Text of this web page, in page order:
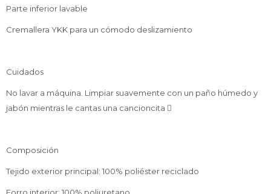
Parte inferior lavable
Cremallera YKK para un cómodo deslizamiento
Cuidados
No lavar a máquina. Limpiar suavemente con un paño húmedo y
jabón mientras le cantas una cancioncita 
Composición
Tejido exterior principal: 100% poliéster reciclado